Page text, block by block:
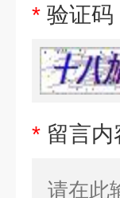
* 验证码
* 留言内